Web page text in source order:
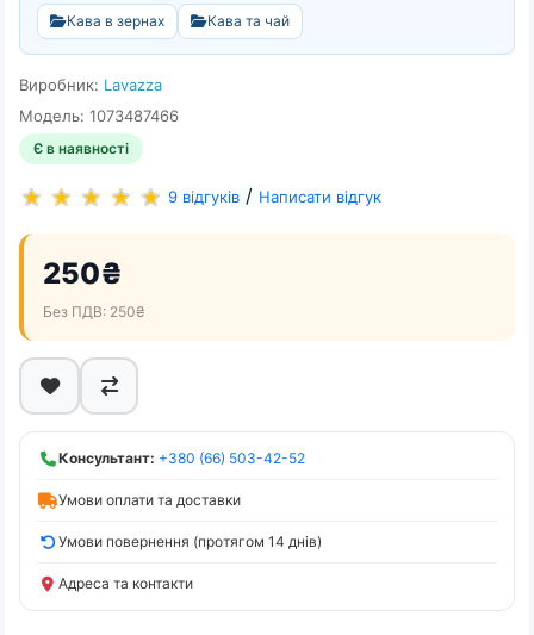
Кава в зернах Кава та чай
Виробник: Lavazza
Модель: 1073487466
Є в наявності
9 відгуків / Написати відгук
250₴
Без ПДВ: 250₴
Консультант: +380 (66) 503-42-52
Умови оплати та доставки
Умови повернення (протягом 14 днів)
Адреса та контакти